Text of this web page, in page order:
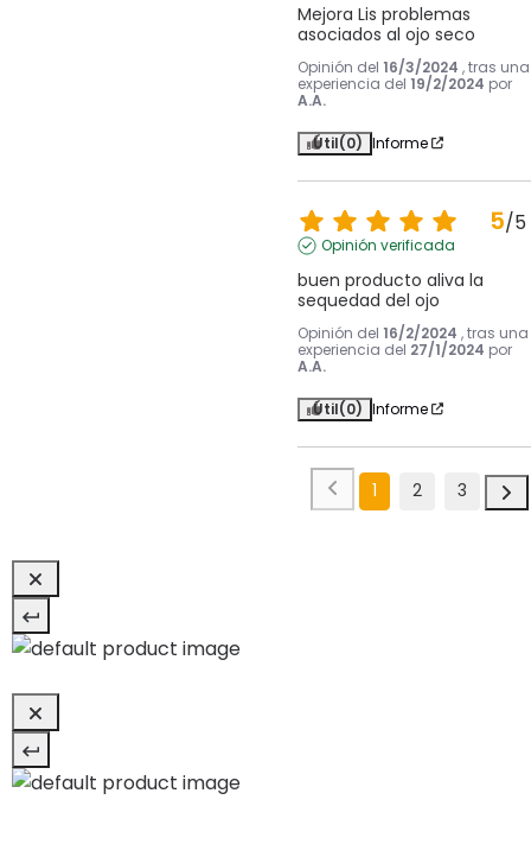
Mejora Lis problemas
asociados al ojo seco
Opinión del 16/3/2024 , tras una
experiencia del 19/2/2024 por
A.A.
Útil(0) Informe
5/5
Opinión verificada
buen producto aliva la
sequedad del ojo
Opinión del 16/2/2024 , tras una
experiencia del 27/1/2024 por
A.A.
Útil(0) Informe
1 2 3